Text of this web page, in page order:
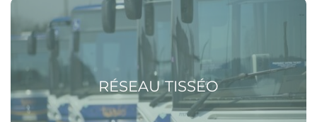
RÉSEAU TISSÉO
Voir la page Réseau Tisséo